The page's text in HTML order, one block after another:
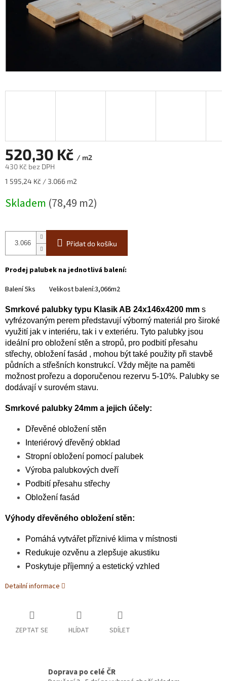
520,30 Kč / m2
430 Kč bez DPH
Měrná
1 595,24 Kč / 3.066 m2
Skladem (78,49 m2)
Přidat do košíku
Prodej palubek na jednotlivá balení:
Balení 5ks Velikost balení:3,066m2
Smrkové palubky typu Klasik AB 24x146x4200 mm s
vyfrézovaným perem představují výborný materiál pro široké
využití jak v interiéru, tak i v exteriéru. Tyto palubky jsou
ideální pro obložení stěn a stropů, pro podbití přesahu
střechy, obložení fasád , mohou být také použity při stavbě
půdních a střešních konstrukcí. Vždy mějte na paměti
možnost prořezu a doporučenou rezervu 5-10%. Palubky se
dodávají v surovém stavu.
Smrkové palubky 24mm a jejich účely:
Dřevěné obložení stěn
Interiérový dřevěný obklad
Stropní obložení pomocí palubek
Výroba palubkových dveří
Podbití přesahu střechy
Obložení fasád
Výhody dřevěného obložení stěn:
Pomáhá vytvářet příznivé klima v místnosti
Redukuje ozvěnu a zlepšuje akustiku
Poskytuje příjemný a estetický vzhled
Detailní informace
ZEPTAT SE HLÍDAT SDÍLET
Doprava po celé ČR